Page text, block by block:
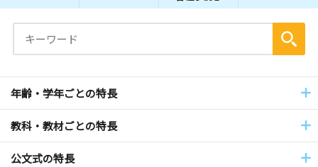
年齢・学年ごとの特長
教科・教材ごとの特長
公文式の特長